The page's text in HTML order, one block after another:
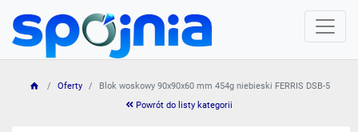
Oferty
Blok woskowy 90x90x60 mm 454g niebieski FERRIS DSB-5
Powrót do listy kategorii